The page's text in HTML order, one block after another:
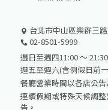
台北市中山區樂群三
02-8501-5999
週日至週四11:00 ～ 21:30
週五至週六(含例假日前
餐廳營業時間以各店公
連續假期或特殊天候調
告。